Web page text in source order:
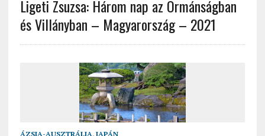
Ligeti Zsuzsa: Három nap az Ormánságban
és Villányban – Magyarország – 2021
ÁZSIA-AUSZTRÁLIA, JAPÁN